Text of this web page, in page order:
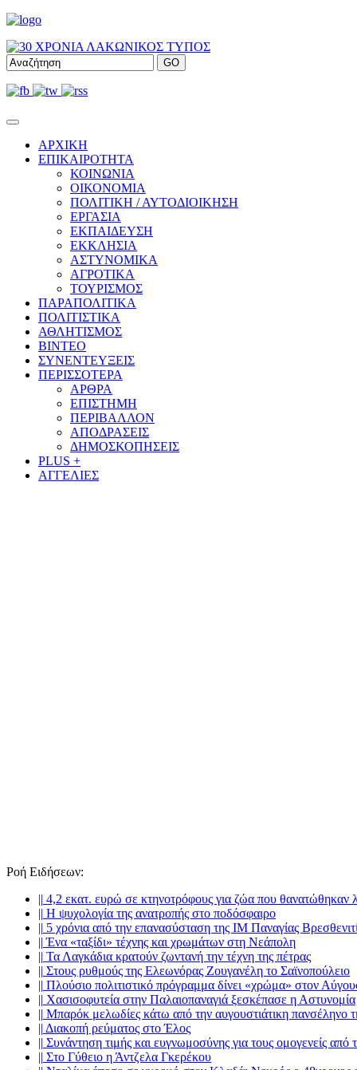
ΑΡΧΙΚΗ
ΕΠΙΚΑΙΡΟΤΗΤΑ
ΚΟΙΝΩΝΙΑ
ΟΙΚΟΝΟΜΙΑ
ΠΟΛΙΤΙΚΗ / ΑΥΤΟΔΙΟΙΚΗΣΗ
ΕΡΓΑΣΙΑ
ΕΚΠΑΙΔΕΥΣΗ
ΕΚΚΛΗΣΙΑ
ΑΣΤΥΝΟΜΙΚΑ
ΑΓΡΟΤΙΚΑ
ΤΟΥΡΙΣΜΟΣ
ΠΑΡΑΠΟΛΙΤΙΚΑ
ΠΟΛΙΤΙΣΤΙΚΑ
ΑΘΛΗΤΙΣΜΟΣ
ΒΙΝΤΕΟ
ΣΥΝΕΝΤΕΥΞΕΙΣ
ΠΕΡΙΣΣΟΤΕΡΑ
ΑΡΘΡΑ
ΕΠΙΣΤΗΜΗ
ΠΕΡΙΒΑΛΛΟΝ
ΑΠΟΔΡΑΣΕΙΣ
ΔΗΜΟΣΚΟΠΗΣΕΙΣ
PLUS +
ΑΓΓΕΛΙΕΣ
Ροή Ειδήσεων:
|| 4,2 εκατ. ευρώ σε κτηνοτρόφους για ζώα που θανατώθηκαν
|| Η ψυχολογία της ανατροπής στο ποδόσφαιρο
|| 5 χρόνια από την επανασύσταση της ΙΜ Παναγίας
|| Ένα «ταξίδι» τέχνης και χρωμάτων στη Νεάπολη
|| Τα Λαγκάδια κρατούν ζωντανή την τέχνη της πέτρας
|| Στους ρυθμούς της Ελεωνόρας Ζουγανέλη το Σαϊνοπούλειο
|| Πλούσιο πολιτιστικό πρόγραμμα δίνει «χρώμα» στον
|| Χασισοφυτεία στην Παλαιοπαναγιά ξεσκέπασε η Αστυνομία
|| Μπαρόκ μελωδίες κάτω από την αυγουστιάτικη πανσέληνο
|| Διακοπή ρεύματος στο Έλος
|| Συνάντηση τιμής και ευγνωμοσύνης για τους ομογενείς
|| Στο Γύθειο η Άντζελα Γκερέκου